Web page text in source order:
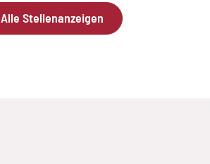
Alle Stellenanzeigen